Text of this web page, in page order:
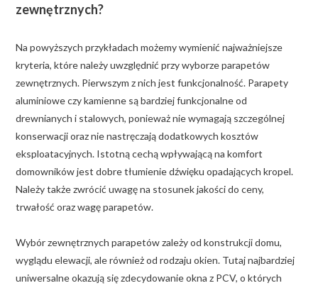
zewnętrznych?
Na powyższych przykładach możemy wymienić najważniejsze
kryteria, które należy uwzględnić przy wyborze parapetów
zewnętrznych. Pierwszym z nich jest funkcjonalność. Parapety
aluminiowe czy kamienne są bardziej funkcjonalne od
drewnianych i stalowych, ponieważ nie wymagają szczególnej
konserwacji oraz nie nastręczają dodatkowych kosztów
eksploatacyjnych. Istotną cechą wpływającą na komfort
domowników jest dobre tłumienie dźwięku opadających kropel.
Należy także zwrócić uwagę na stosunek jakości do ceny,
trwałość oraz wagę parapetów.
Wybór zewnętrznych parapetów zależy od konstrukcji domu,
wyglądu elewacji, ale również od rodzaju okien. Tutaj najbardziej
uniwersalne okazują się zdecydowanie okna z PCV, o których